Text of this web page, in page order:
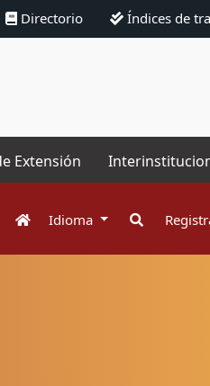
Directorio Índices de
Extensión
Idioma